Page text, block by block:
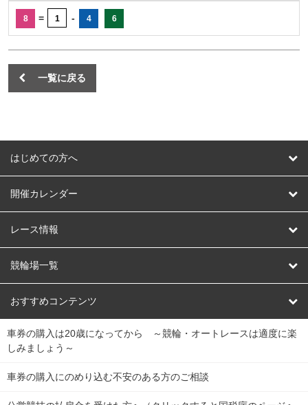
8 = 1 - 4 6
一覧に戻る
はじめての方へ
はじめての方へ
開催カレンダー
競輪
オートレース
競輪くじ
Dokanto!
チャリロトプラザ
レース情報
レース予想
レース結果
キャリーオーバー一覧
競輪場一覧
北日本 函館競輪場
関
東
弥彦競輪場 前橋競輪場 取手競輪場 宇都宮競輪場
おすすめコンテンツ
競輪選手情報
Perfecta Navi
車券の購入は20歳になってから ～競輪・オートレースは適度に楽
しみましょう～
車券の購入にのめり込む不安のある方のご相談